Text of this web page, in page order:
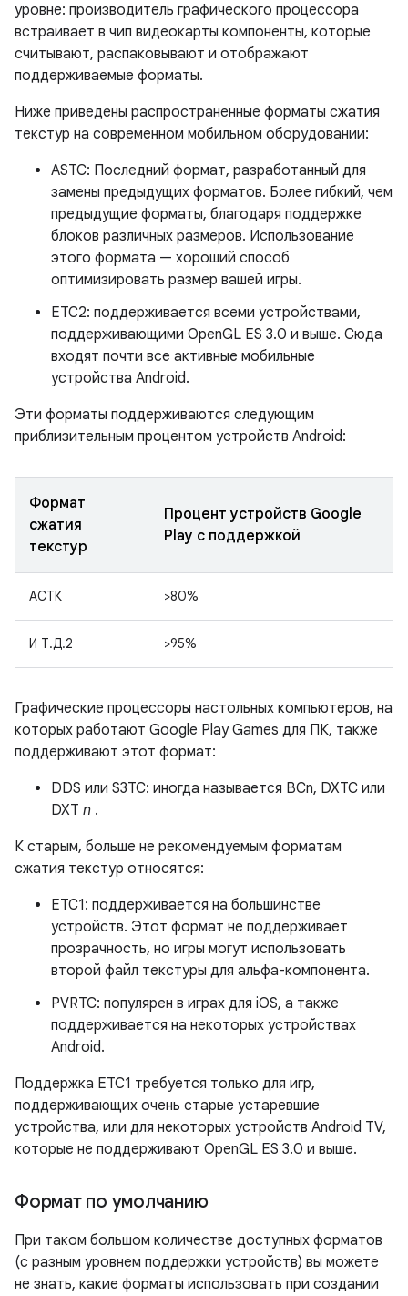
уровне: производитель графического процессора
встраивает в чип видеокарты компоненты, которые
считывают, распаковывают и отображают
поддерживаемые форматы.
Ниже приведены распространенные форматы сжатия
текстур на современном мобильном оборудовании:
ASTC: Последний формат, разработанный для
замены предыдущих форматов. Более гибкий, чем
предыдущие форматы, благодаря поддержке
блоков различных размеров. Использование
этого формата — хороший способ
оптимизировать размер вашей игры.
ETC2: поддерживается всеми устройствами,
поддерживающими OpenGL ES 3.0 и выше. Сюда
входят почти все активные мобильные
устройства Android.
Эти форматы поддерживаются следующим
приблизительным процентом устройств Android:
Формат
сжатия
текстур
Процент устройств Google
Play с поддержкой
АСТК >80%
И Т.Д.2 >95%
Графические процессоры настольных компьютеров, на
которых работают Google Play Games для ПК, также
поддерживают этот формат:
DDS или S3TC: иногда называется BCn, DXTC или
DXT n .
К старым, больше не рекомендуемым форматам
сжатия текстур относятся:
ETC1: поддерживается на большинстве
устройств. Этот формат не поддерживает
прозрачность, но игры могут использовать
второй файл текстуры для альфа-компонента.
PVRTC: популярен в играх для iOS, а также
поддерживается на некоторых устройствах
Android.
Поддержка ETC1 требуется только для игр,
поддерживающих очень старые устаревшие
устройства, или для некоторых устройств Android TV,
которые не поддерживают OpenGL ES 3.0 и выше.
Формат по умолчанию
При таком большом количестве доступных форматов
(с разным уровнем поддержки устройств) вы можете
не знать, какие форматы использовать при создании